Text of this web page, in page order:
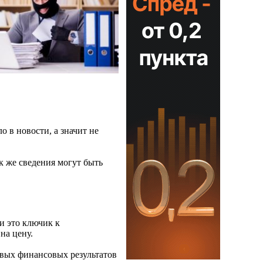
в новости, а значит не
же сведения могут быть
это ключик к
цену.
финансовых результатов